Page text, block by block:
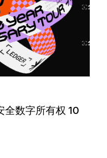
数字所有权 10